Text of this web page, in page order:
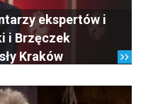
ekspertów i
i Brzęczek
Kraków